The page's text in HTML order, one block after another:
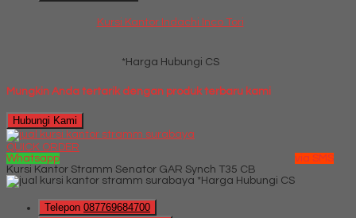
Kursi Kantor Indachi Inco Tori
*Harga Hubungi CS
Mungkin Anda tertarik dengan produk terbaru kami
Hubungi Kami
QUICK ORDER
Whatsapp
via SMS
Kursi Kantor Stramm Senator GAR Synch T35 CB
*Harga Hubungi CS
Telepon 087769684700